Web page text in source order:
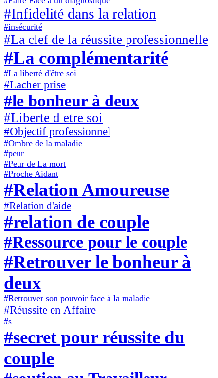
#Infidelité dans la relation
#insécurité
#La clef de la réussite professionnelle
#La complémentarité
#La liberté d'être soi
#Lacher prise
#le bonheur à deux
#Liberte d etre soi
#Objectif professionnel
#Ombre de la maladie
#peur
#Peur de La mort
#Proche Aidant
#Relation Amoureuse
#Relation d'aide
#relation de couple
#Ressource pour le couple
#Retrouver le bonheur à
deux
#Retrouver son pouvoir face à la maladie
#Réussite en Affaire
#s
#secret pour réussite du
couple